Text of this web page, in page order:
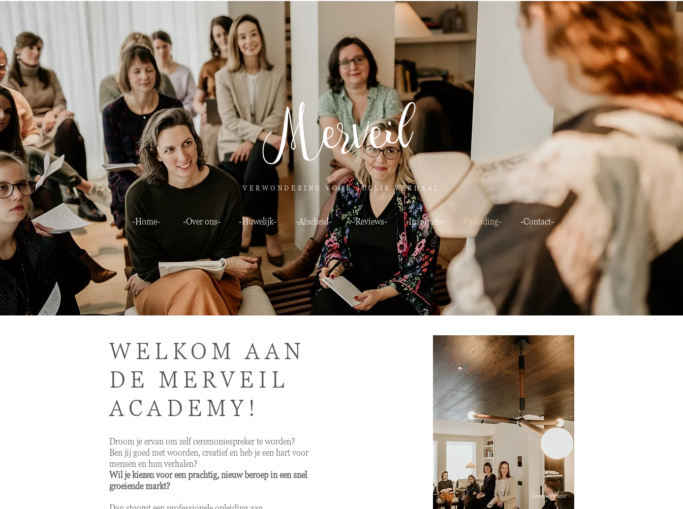
Merveil
VERWONDERING VOOR JULLIE VERHAAL
-Home- -Over ons- -Huwelijk- -Afscheid- -Reviews- -Inspiratie- -Opleiding- -Contact-
Droom je ervan om zelf ceremoniespreker te worden?
Ben jij goed met woorden, creatief en heb je een hart voor
mensen en hun verhalen?
Wil je kiezen voor een prachtig, nieuw beroep in een snel
groeiende markt?
WELKOM AAN
DE MERVEIL
ACADEMY!
Leen Verwaest